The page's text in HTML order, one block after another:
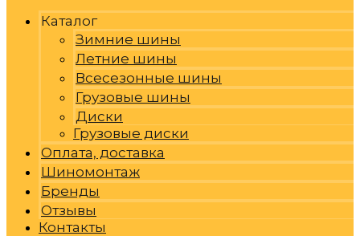
Каталог
Зимние шины
Летние шины
Всесезонные шины
Грузовые шины
Диски
Грузовые диски
Оплата, доставка
Шиномонтаж
Бренды
Отзывы
Контакты